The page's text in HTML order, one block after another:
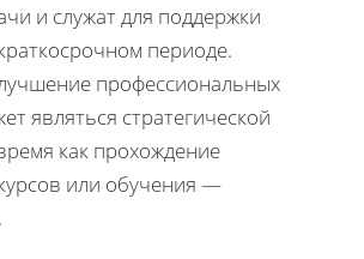
и служат для поддержки
периоде.
профессиональных
являться стратегической
как прохождение
или обучения —